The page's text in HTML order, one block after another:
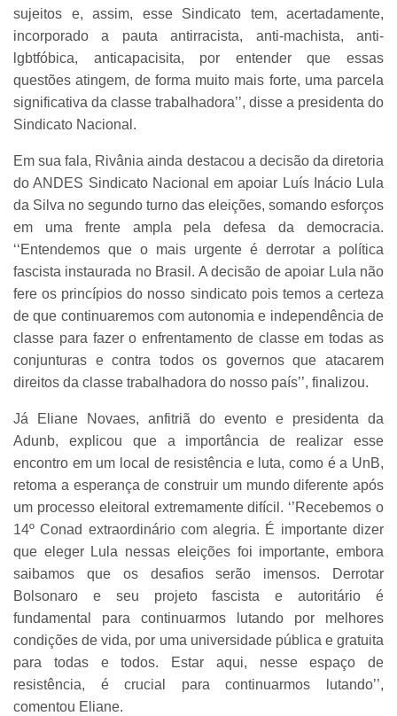
sujeitos e, assim, esse Sindicato tem, acertadamente,
incorporado a pauta antirracista, anti-machista, anti-
lgbtfóbica, anticapacisita, por entender que essas
questões atingem, de forma muito mais forte, uma parcela
significativa da classe trabalhadora’’, disse a presidenta do
Sindicato Nacional.
Em sua fala, Rivânia ainda destacou a decisão da diretoria
do ANDES Sindicato Nacional em apoiar Luís Inácio Lula
da Silva no segundo turno das eleições, somando esforços
em uma frente ampla pela defesa da democracia.
‘‘Entendemos que o mais urgente é derrotar a política
fascista instaurada no Brasil. A decisão de apoiar Lula não
fere os princípios do nosso sindicato pois temos a certeza
de que continuaremos com autonomia e independência de
classe para fazer o enfrentamento de classe em todas as
conjunturas e contra todos os governos que atacarem
direitos da classe trabalhadora do nosso país’’, finalizou.
Já Eliane Novaes, anfitriã do evento e presidenta da
Adunb, explicou que a importância de realizar esse
encontro em um local de resistência e luta, como é a UnB,
retoma a esperança de construir um mundo diferente após
um processo eleitoral extremamente difícil. ‘’Recebemos o
14º Conad extraordinário com alegria. É importante dizer
que eleger Lula nessas eleições foi importante, embora
saibamos que os desafios serão imensos. Derrotar
Bolsonaro e seu projeto fascista e autoritário é
fundamental para continuarmos lutando por melhores
condições de vida, por uma universidade pública e gratuita
para todas e todos. Estar aqui, nesse espaço de
resistência, é crucial para continuarmos lutando’’,
comentou Eliane.